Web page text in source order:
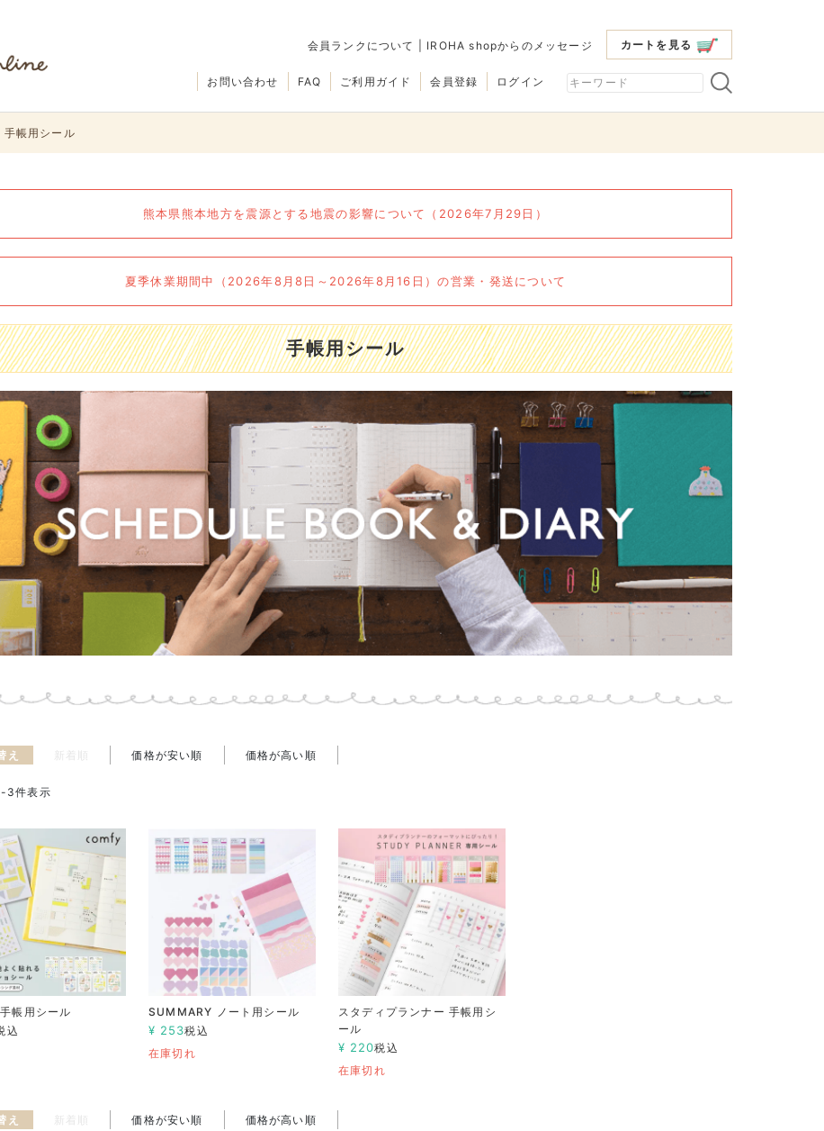
カートを見る
会員ランクについて IROHA shopからのメッセージ
会員登録 ログイン
ご利用ガイド
FAQ
お問い合わせ
手帳用シール
熊本県熊本地方を震源とする地震の影響について（2026年7月29日）
夏季休業期間中（2026年8月8日～2026年8月16日）の営業・発送について
手帳用シール
え 新着順 価格が安い順 価格が高い順
- 3件表示
帳用シール
込
SUMMARY ノート用シール
¥ 253税込
在庫切れ
スタディプランナー 手帳用シ
ール
¥ 220税込
在庫切れ
え 新着順 価格が安い順 価格が高い順